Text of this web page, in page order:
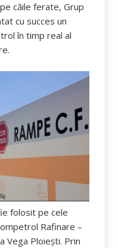
căile ferate, Grup
cu succes un
în timp real al
folosit pe cele
Rafinare –
Vega Ploiești. Prin